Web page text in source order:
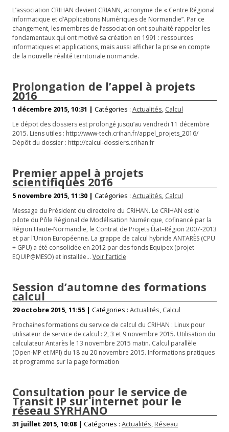
L’association CRIHAN devient CRIANN, acronyme de « Centre Régional
Informatique et d’Applications Numériques de Normandie”. Par ce
changement, les membres de l’association ont souhaité rappeler les
fondamentaux qui ont motivé sa création en 1991 : ressources
informatiques et applications, mais aussi afficher la prise en compte
de la nouvelle réalité territoriale normande.
Prolongation de l’appel à projets
2016
1 décembre 2015, 10:31 | Catégories : Actualités, Calcul
Le dépot des dossiers est prolongé jusqu’au vendredi 11 décembre
2015. Liens utiles : http://www-tech.crihan.fr/appel_projets_2016/
Dépôt du dossier : http://calcul-dossiers.crihan.fr
Premier appel à projets
scientifiques 2016
5 novembre 2015, 11:30 | Catégories : Actualités, Calcul
Message du Président du directoire du CRIHAN. Le CRIHAN est le
pilote du Pôle Régional de Modélisation Numérique, cofinancé par la
Région Haute-Normandie, le Contrat de Projets État–Région 2007-2013
et par l’Union Européenne. La grappe de calcul hybride ANTARÈS (CPU
+ GPU) a été consolidée en 2012 par des fonds Equipex (projet
EQUIP@MESO) et installée… Voir l’article
Session d’automne des formations
calcul
29 octobre 2015, 11:55 | Catégories : Actualités, Calcul
Prochaines formations du service de calcul du CRIHAN : Linux pour
utilisateur de service de calcul : 2, 3 et 9 novembre 2015. Utilisation du
calculateur Antarès le 13 novembre 2015 matin. Calcul parallèle
(Open-MP et MPI) du 18 au 20 novembre 2015. Informations pratiques
et programme sur la page formation
Consultation pour le service de
Transit IP sur internet pour le
réseau SYRHANO
31 juillet 2015, 10:08 | Catégories : Actualités,Réseau